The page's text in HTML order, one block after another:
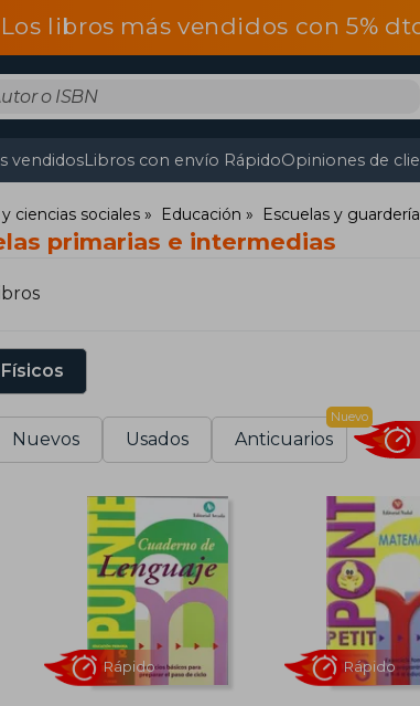
Los libros más vendidos con 5%
vendidosLibros con envío RápidoOpiniones de
ciencias sociales Educación Escuelas y
primarias e intermedias
Nuevos Usados Anticuarios
Nuevo